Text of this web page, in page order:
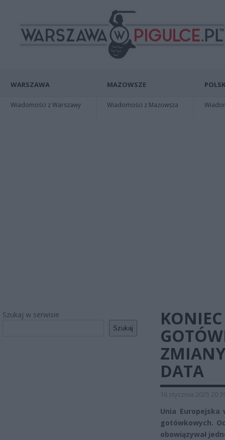
WARSZAWA
Wiadomości z Warszawy
MAZOWSZE
Wiadomości z Mazowsza
Szukaj w serwisie
Szukaj
DATA
16 stycznia 2025
Unia
gotówkowych.
obowiązywał